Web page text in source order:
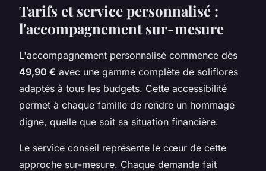
Tarifs et service personnalisé :
l'accompagnement sur-mesure
L'accompagnement personnalisé commence dès
49,90 € avec une gamme complète de soliflores
adaptés à tous les budgets. Cette accessibilité
permet à chaque famille de rendre un hommage
digne, quelle que soit sa situation financière.
Le service conseil représente le cœur de cette
approche sur-mesure. Chaque demande fait